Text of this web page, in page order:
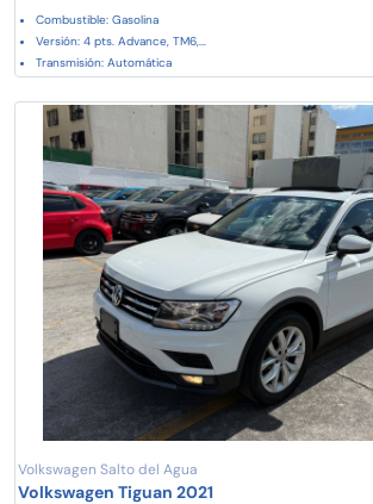
Combustible: Gasolina
Versión: 4 pts. Advance, TM6,...
Transmisión: Automática
Volkswagen Salto del Agua
Volkswagen Tiguan 2021